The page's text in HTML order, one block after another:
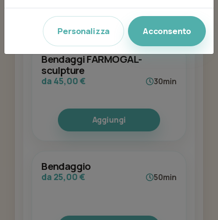
Bendaggi FARMOGAL-
sculpture
da 45,00 € 30min
Aggiungi
Bendaggio
da 25,00 € 50min
Personalizza Acconsento